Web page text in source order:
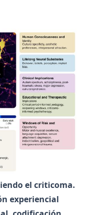
el criticoma.
experiencial